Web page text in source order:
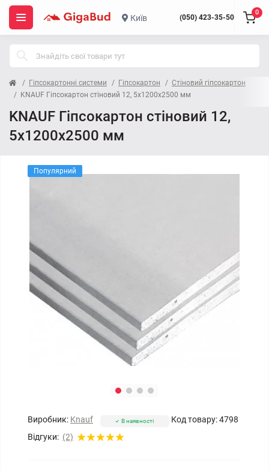
Київ (050) 423-35-50
0
Гіпсокартонні системи Гіпсокартон
Стіновий гіпсокартон
KNAUF Гіпсокартон стіновий 12, 5x1200x2500 мм
KNAUF Гіпсокартон стіновий 12,
5x1200x2500 мм
Популярний
Виробник: Knauf Код товару: 4798
Відгуки: (2)
В наявності